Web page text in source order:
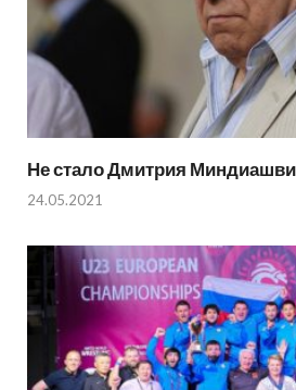
Не стало Дмитрия
24.05.2021